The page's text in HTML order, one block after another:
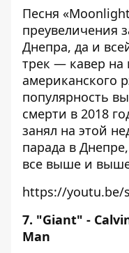
Песня
преувеличения
Днепра, да и
трек — кавер
американского
популярность
смерти в 2018
занял на этой
парада в
все выше и
https://youtu.be/
7. "Giant" -
Man